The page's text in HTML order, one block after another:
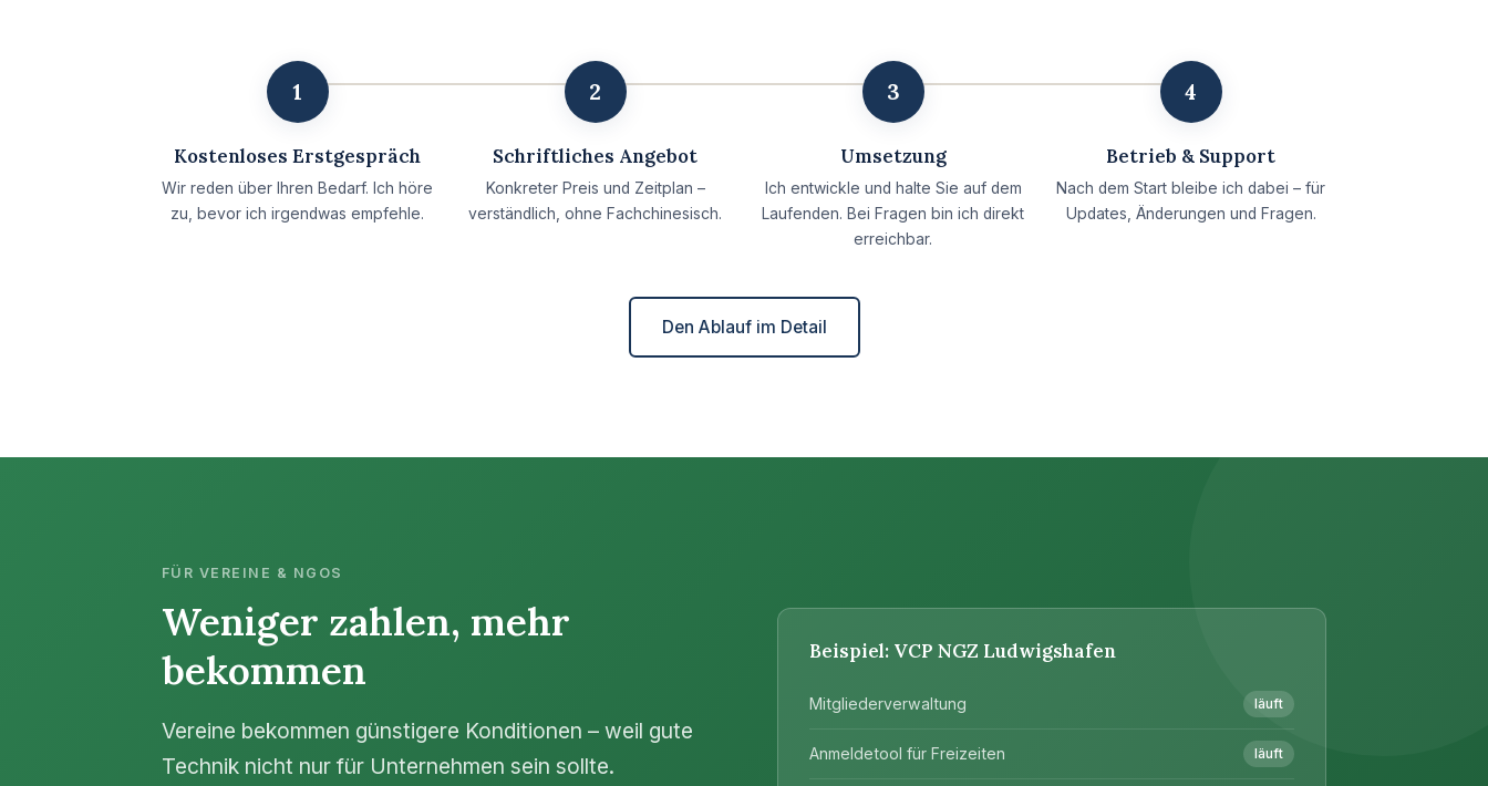
1
Kostenloses Erstgespräch
Wir reden über Ihren Bedarf. Ich höre
zu, bevor ich irgendwas empfehle.
2
Schriftliches Angebot
Konkreter Preis und Zeitplan –
verständlich, ohne Fachchinesisch.
3
Umsetzung
Ich entwickle und halte Sie auf dem
Laufenden. Bei Fragen bin ich direkt
erreichbar.
4
Betrieb & Support
Nach dem Start bleibe ich dabei – für
Updates, Änderungen und Fragen.
Den Ablauf im Detail
FÜR VEREINE & NGOS
Weniger zahlen, mehr
bekommen
Vereine bekommen günstigere Konditionen – weil gute
Technik nicht nur für Unternehmen sein sollte.
Beispiel: VCP NGZ Ludwigshafen
Mitgliederverwaltung läuft
Anmeldetool für Freizeiten läuft